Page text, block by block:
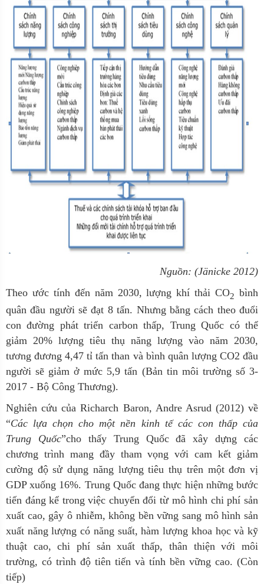
Nguồn: (Jänicke 2012)
Theo ước tính đến năm 2030, lượng khí thải CO2 bình
quân đầu người sẽ đạt 8 tấn. Nhưng bằng cách theo đuổi
con đường phát triển carbon thấp, Trung Quốc có thể
giảm 20% lượng tiêu thụ năng lượng vào năm 2030,
tương đương 4,47 tỉ tấn than và bình quân lượng CO2 đầu
người sẽ giảm ở mức 5,9 tấn (Bản tin môi trường số 3-
2017 - Bộ Công Thương).
Nghiên cứu của Richarch Baron, Andre Asrud (2012) về
“Các lựa chọn cho một nền kinh tế các con thấp của
Trung Quốc”cho thấy Trung Quốc đã xây dựng các
chương trình mang đầy tham vọng với cam kết giảm
cường độ sử dụng năng lượng tiêu thụ trên một đơn vị
GDP xuống 16%. Trung Quốc đang thực hiện những bước
tiến đáng kể trong việc chuyển đổi từ mô hình chi phí sản
xuất cao, gây ô nhiễm, không bền vững sang mô hình sản
xuất năng lượng có năng suất, hàm lượng khoa học và kỹ
thuật cao, chi phí sản xuất thấp, thân thiện với môi
trường, có trình độ tiên tiến và tính bền vững cao. (Còn
tiếp)